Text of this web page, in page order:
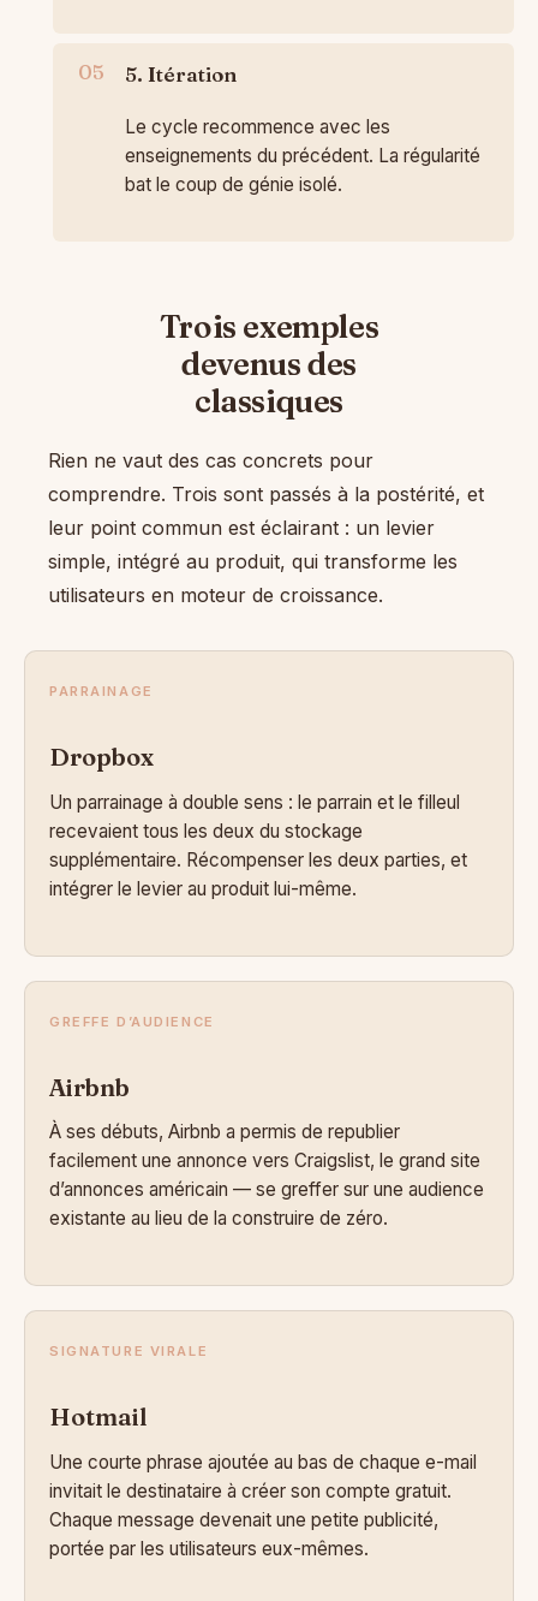
5. Itération
Le cycle recommence avec les
enseignements du précédent. La régularité
bat le coup de génie isolé.
Trois exemples
devenus des
classiques
Rien ne vaut des cas concrets pour
comprendre. Trois sont passés à la postérité, et
leur point commun est éclairant : un levier
simple, intégré au produit, qui transforme les
utilisateurs en moteur de croissance.
PARRAINAGE
Dropbox
Un parrainage à double sens : le parrain et le filleul
recevaient tous les deux du stockage
supplémentaire. Récompenser les deux parties, et
intégrer le levier au produit lui-même.
GREFFE D’AUDIENCE
Airbnb
À ses débuts, Airbnb a permis de republier
facilement une annonce vers Craigslist, le grand site
d’annonces américain — se greffer sur une audience
existante au lieu de la construire de zéro.
SIGNATURE VIRALE
Hotmail
Une courte phrase ajoutée au bas de chaque e-mail
invitait le destinataire à créer son compte gratuit.
Chaque message devenait une petite publicité,
portée par les utilisateurs eux-mêmes.